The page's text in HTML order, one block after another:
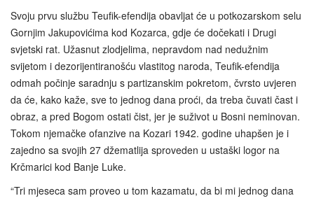
Svoju prvu službu Teufik-efendija obavljat će u potkozarskom selu
Gornjim Jakupovićima kod Kozarca, gdje će dočekati i Drugi
svjetski rat. Užasnut zlodjelima, nepravdom nad nedužnim
svijetom i dezorijentiranošću vlastitog naroda, Teufik-efendija
odmah počinje saradnju s partizanskim pokretom, čvrsto uvjeren
da će, kako kaže, sve to jednog dana proći, da treba čuvati čast i
obraz, a pred Bogom ostati čist, jer je suživot u Bosni neminovan.
Tokom njemačke ofanzive na Kozari 1942. godine uhapšen je i
zajedno sa svojih 27 džematlija sproveden u ustaški logor na
Krčmarici kod Banje Luke.
“Tri mjeseca sam proveo u tom kazamatu, da bi mi jednog dana